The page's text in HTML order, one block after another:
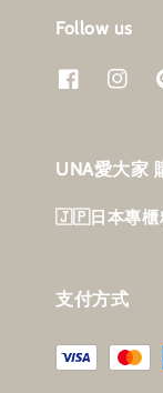
Follow us
UNA愛大家
🇯🇵日本專櫃
支付方式